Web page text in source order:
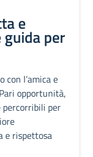
e
per
con l’amica e
opportunità,
per
e rispettosa